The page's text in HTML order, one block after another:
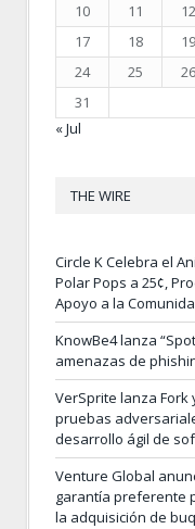
10
11 12
17
18 19
24
25 26
31
« Jul
THE WIRE
Circle K Celebra el
Polar Pops a 25¢,
Apoyo a la
KnowBe4 lanza
amenazas de
VerSprite lanza
pruebas
desarrollo ágil de
Venture Global
garantía preferente
la adquisición de